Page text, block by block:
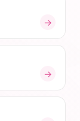
→
→